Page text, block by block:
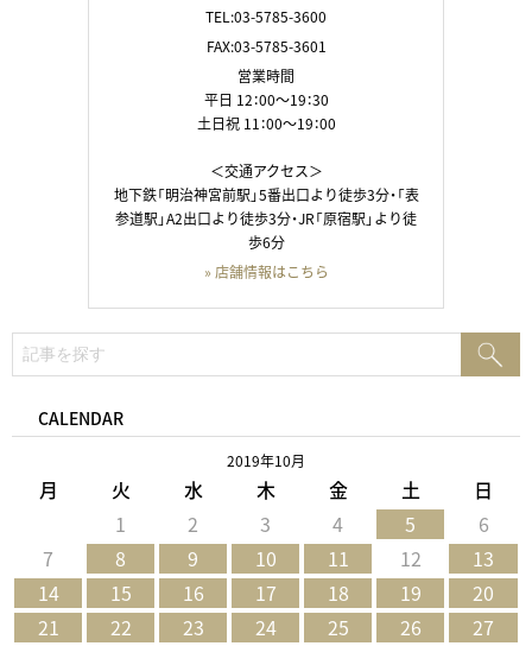
TEL:03-5785-3600
FAX:03-5785-3601
営業時間
平日 12：00～19：30
土日祝 11：00～19：00
＜交通アクセス＞
地下鉄「明治神宮前駅」5番出口より徒歩3分・「表
参道駅」A2出口より徒歩3分・JR「原宿駅」より徒
歩6分
» 店舗情報はこちら
索:
CALENDAR
2019年10月
月 火 水 木 金 土 日
1 2 3 4 5
6
7
8 9 10 11 12
13
14
15 16 17 18 19
20
21
22 23 24 25 26
27